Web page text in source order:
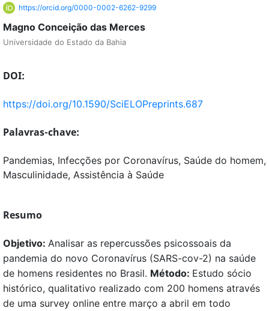
https://orcid.org/0000-0002-6262-9299
Magno Conceição das Merces
Universidade do Estado da Bahia
DOI:
https://doi.org/10.1590/SciELOPreprints.687
Palavras-chave:
Pandemias, Infecções por Coronavírus, Saúde do homem,
Masculinidade, Assistência à Saúde
Resumo
Objetivo: Analisar as repercussões psicossoais da
pandemia do novo Coronavírus (SARS-cov-2) na saúde
de homens residentes no Brasil. Método: Estudo sócio
histórico, qualitativo realizado com 200 homens através
de uma survey online entre março a abril em todo